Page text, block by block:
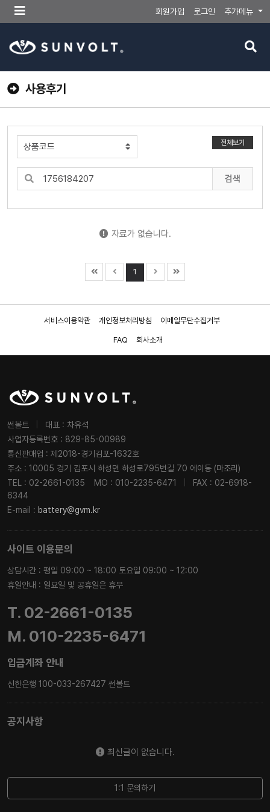
메
뉴
튼
회원가입 로그인 추가메뉴
검
버
사용후기
전체보기
검색
자료가 없습니다.
1
서비스이용약관 개인정보처리방침 이메일무단수집거부
FAQ 회사소개
썬볼트
대표 : 차유석
사업자등록번호 : 829-85-00989
통신판매업 : 제2018-경기김포-1632호
주소 : 10005 경기 김포시 하성면 하성로795번길 70 에이동 (마조리)
TEL : 02-2661-0135
MO : 010-2235-6471
FAX : 02-6918-
6344
E-mail : battery@gvm.kr
사이트 이용문의
상담시간 : 평일 09:00 ~ 18:00 토요일 09:00 ~ 12:00
휴일안내 : 일요일 및 공휴일은 휴무
T. 02-2661-0135
M. 010-2235-6471
입금계좌 안내
신한은행 100-033-267427 썬볼트
공지사항
최신글이 없습니다.
1:1 문의하기